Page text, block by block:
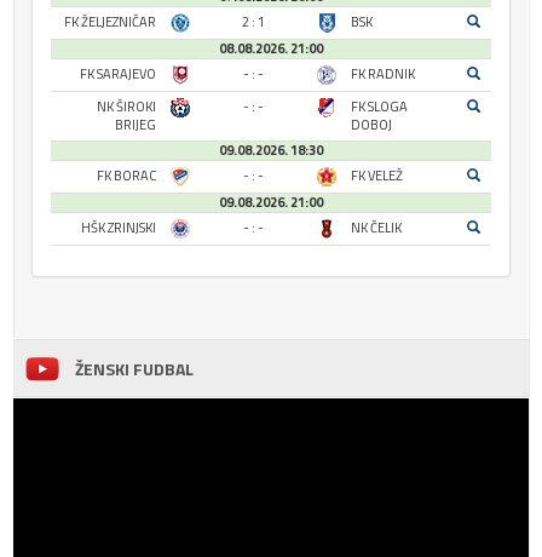
FK ŽELJEZNIČAR
2 : 1
BSK
08.08.2026. 21:00
FK SARAJEVO
- : -
FK RADNIK
NK ŠIROKI
BRIJEG
- : -
FK SLOGA
DOBOJ
09.08.2026. 18:30
FK BORAC
- : -
FK VELEŽ
09.08.2026. 21:00
HŠK ZRINJSKI
- : - NK ČELIK
ŽENSKI FUDBAL